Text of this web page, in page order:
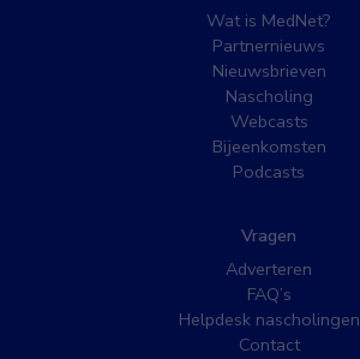
Wat is MedNet?
Partnernieuws
Nieuwsbrieven
Nascholing
Webcasts
Bijeenkomsten
Podcasts
Vragen
Adverteren
FAQ’s
Helpdesk nascholingen
Contact